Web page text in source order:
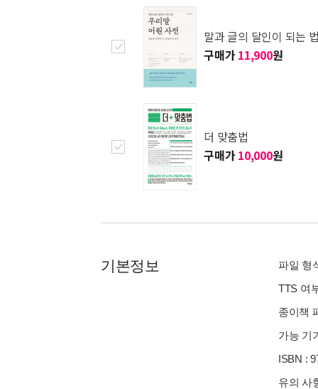
말과 글의 달인이 되는
구매가 11,900원
더 맞춤법
구매가 10,000원
기본정보
파일 형
TTS 여
종이책
가능 기
ISBN :
유의 사